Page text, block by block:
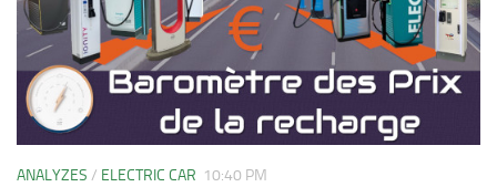
ANALYZES / ELECTRIC CAR 10:40 PM